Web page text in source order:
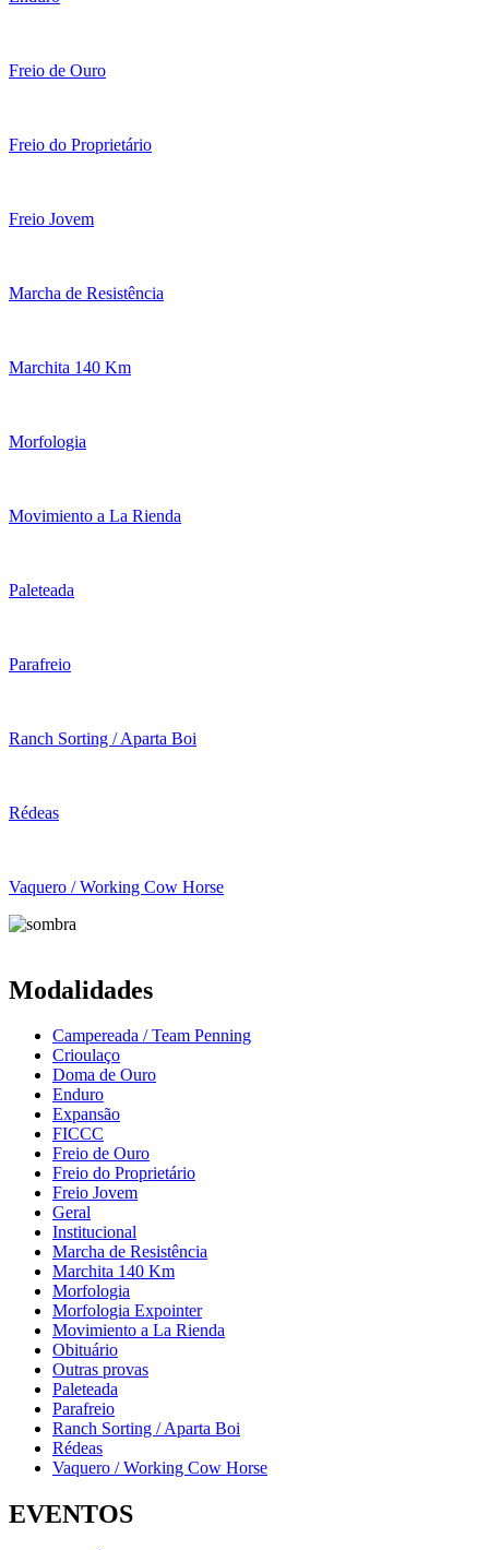
Freio de Ouro
Freio do Proprietário
Freio Jovem
Marcha de Resistência
Marchita 140 Km
Morfologia
Movimiento a La Rienda
Paleteada
Parafreio
Ranch Sorting / Aparta Boi
Rédeas
Vaquero / Working Cow Horse
Modalidades
Campereada / Team Penning
Crioulaço
Doma de Ouro
Enduro
Expansão
FICCC
Freio de Ouro
Freio do Proprietário
Freio Jovem
Geral
Institucional
Marcha de Resistência
Marchita 140 Km
Morfologia
Morfologia Expointer
Movimiento a La Rienda
Obituário
Outras provas
Paleteada
Parafreio
Ranch Sorting / Aparta Boi
Rédeas
Vaquero / Working Cow Horse
EVENTOS